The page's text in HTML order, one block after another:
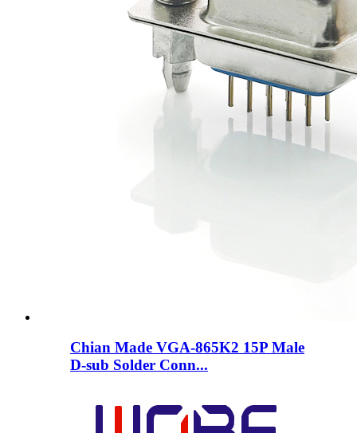
Chian Made VGA-865K2 15P Male
D-sub Solder Conn...